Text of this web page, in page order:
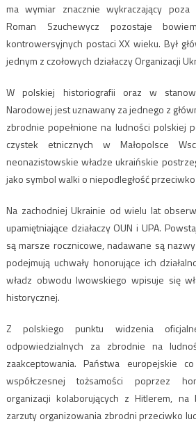
ma wymiar znacznie wykraczający poza
Roman Szuchewycz pozostaje
kontrowersyjnych postaci XX wieku. Był
jednym z czołowych działaczy Organizacji
W polskiej historiografii oraz w
Narodowej jest uznawany za jednego z
zbrodnie popełnione na ludności polskiej
czystek etnicznych w Małopolsce
neonazistowskie władze ukraińskie
jako symbol walki o niepodległość
Na zachodniej Ukrainie od wielu lat
upamiętniające działaczy OUN i UPA.
są marsze rocznicowe, nadawane są
podejmują uchwały honorujące ich
władz obwodu lwowskiego wpisuje się
historycznej.
Z polskiego punktu widzenia
odpowiedzialnych za zbrodnie na
zaakceptowania. Państwa europejskie
współczesnej tożsamości poprzez
organizacji kolaborujących z Hitlerem,
zarzuty organizowania zbrodni przeciwko